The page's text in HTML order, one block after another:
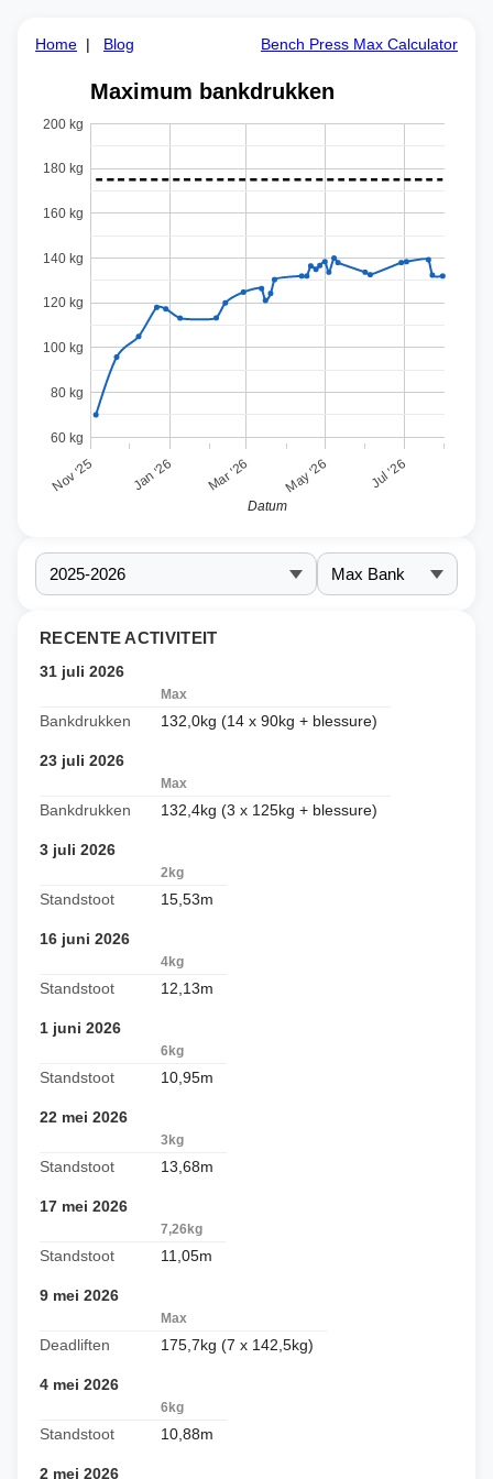
Home | Blog Bench Press Max Calculator
Maximum bankdrukken
Nov '25 Jan '26 Mar '26 May '26 Jul '26
60 kg
80 kg
100 kg
120 kg
140 kg
160 kg
180 kg
200 kg
Datum
RECENTE ACTIVITEIT
31 juli 2026
Max
Bankdrukken 132,0kg (14 x 90kg + blessure)
23 juli 2026
Max
Bankdrukken 132,4kg (3 x 125kg + blessure)
3 juli 2026
2kg
Standstoot 15,53m
16 juni 2026
4kg
Standstoot 12,13m
1 juni 2026
6kg
Standstoot 10,95m
22 mei 2026
3kg
Standstoot 13,68m
17 mei 2026
7,26kg
Standstoot 11,05m
9 mei 2026
Max
Deadliften 175,7kg (7 x 142,5kg)
4 mei 2026
6kg
Standstoot 10,88m
2 mei 2026